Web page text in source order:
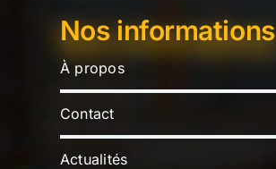
Nos informations
À propos
Contact
Actualités